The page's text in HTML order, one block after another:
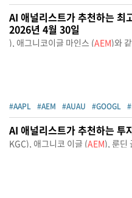
AI 애널리스트가 추천하는 최
2026년 4월 30일
), 애그니코이글 마인스 (AEM)와
#AAPL #AEM #AUAU #GOOGL
AI 애널리스트가 추천하는 투
KGC), 애그니코 이글 (AEM), 룬딘